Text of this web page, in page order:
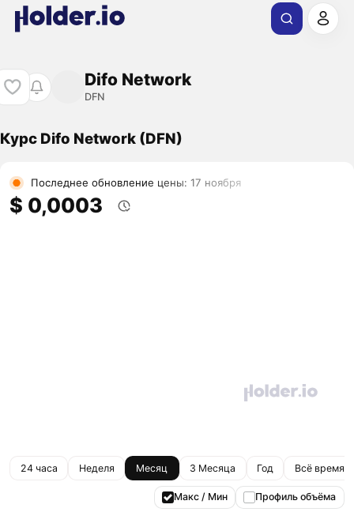
Difo Network
DFN
Курс Difo Network (DFN)
Последнее обновление цены: 17 ноября
$ 0,0003
24 часа Неделя Месяц 3 Месяца Год Всё время
Макс / Мин Профиль объёма